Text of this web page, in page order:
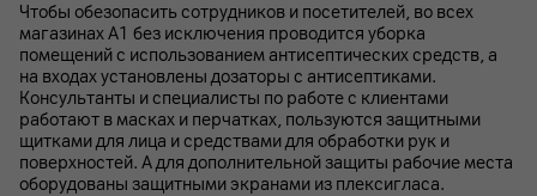
Чтобы обезопасить сотрудников и посетителей, во всех
магазинах А1 без исключения проводится уборка
помещений с использованием антисептических средств, а
на входах установлены дозаторы с антисептиками.
Консультанты и специалисты по работе с клиентами
работают в масках и перчатках, пользуются защитными
щитками для лица и средствами для обработки рук и
поверхностей. А для дополнительной защиты рабочие места
оборудованы защитными экранами из плексигласа.